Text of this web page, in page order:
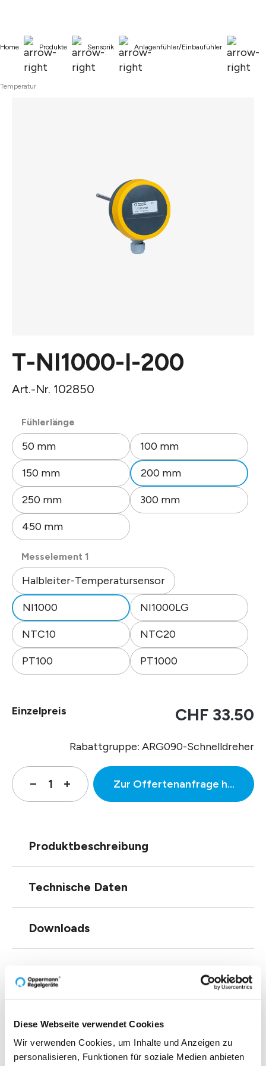
Diese Webseite verwendet Cookies
Wir verwenden Cookies, um Inhalte und Anzeigen zu
personalisieren, Funktionen für soziale Medien anbieten
Home Produkte Sensorik Anlagenfühler/Einbaufühler
Temperatur
T-NI1000-I-200
Art.-Nr. 102850
Fühlerlänge
50 mm
100 mm
150 mm 200 mm
250 mm 300 mm
450 mm
Messelement 1
Halbleiter-Temperatursensor
NI1000 NI1000LG
NTC10 NTC20
PT100 PT1000
Einzelpreis CHF 33.50
Rabattgruppe: ARG090-Schnelldreher
Zur Offertenanfrage
Produktbeschreibung
Technische Daten
Downloads
Zubehör